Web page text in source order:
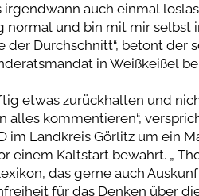
auch einmal
und bin mit mir selbst
der Durchschnitt“, betont der
in Weißkeißel
etwas zurückhalten und
alles kommentieren“,
im Landkreis Görlitz um ein
einem Kaltstart bewahrt. „
das gerne auch
für das Denken über